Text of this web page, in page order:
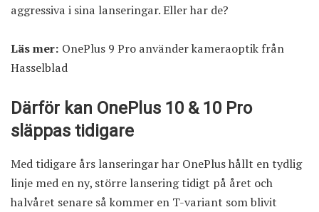
aggressiva i sina lanseringar. Eller har de?
Läs mer: OnePlus 9 Pro använder kameraoptik från
Hasselblad
Därför kan OnePlus 10 & 10 Pro
släppas tidigare
Med tidigare års lanseringar har OnePlus hållt en tydlig
linje med en ny, större lansering tidigt på året och
halvåret senare så kommer en T-variant som blivit